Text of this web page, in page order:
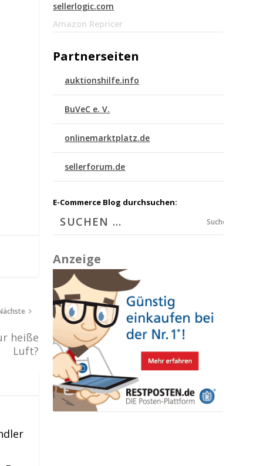
heiße
Luft?
sellerlogic.com
Amazon Repricer
Partnerseiten
auktionshilfe.info
BuVeC e. V.
onlinemarktplatz.de
sellerforum.de
E-Commerce Blog durchsuchen:
Suchen
Anzeige